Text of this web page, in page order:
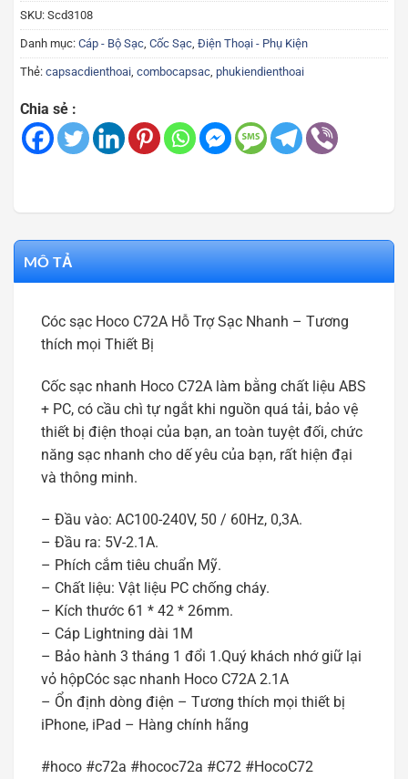
SKU: Scd3108
Danh mục: Cáp - Bộ Sạc, Cốc Sạc, Điện Thoại - Phụ Kiện
Thẻ: capsacdienthoai, combocapsac, phukiendienthoai
Chia sẻ :
MÔ TẢ
Cóc sạc Hoco C72A Hỗ Trợ Sạc Nhanh – Tương
thích mọi Thiết Bị
Cốc sạc nhanh Hoco C72A làm bằng chất liệu ABS
+ PC, có cầu chì tự ngắt khi nguồn quá tải, bảo vệ
thiết bị điện thoại của bạn, an toàn tuyệt đối, chức
năng sạc nhanh cho dế yêu của bạn, rất hiện đại
và thông minh.
– Đầu vào: AC100-240V, 50 / 60Hz, 0,3A.
– Đầu ra: 5V-2.1A.
– Phích cắm tiêu chuẩn Mỹ.
– Chất liệu: Vật liệu PC chống cháy.
– Kích thước 61 * 42 * 26mm.
– Cáp Lightning dài 1M
– Bảo hành 3 tháng 1 đổi 1.Quý khách nhớ giữ lại
vỏ hộpCóc sạc nhanh Hoco C72A 2.1A
– Ổn định dòng điện – Tương thích mọi thiết bị
iPhone, iPad – Hàng chính hãng
#hoco #c72a #hococ72a #C72 #HocoC72